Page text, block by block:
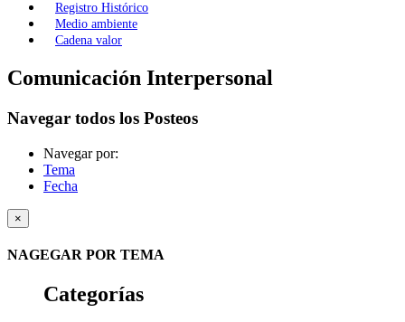
Registro Histórico
Medio ambiente
Cadena valor
Comunicación Interpersonal
Navegar todos los Posteos
Navegar por:
Tema
Fecha
×
NAGEGAR POR TEMA
Categorías